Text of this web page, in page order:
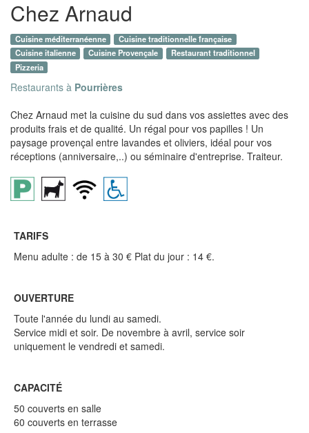
Chez Arnaud
Cuisine méditerranéenne
Cuisine traditionnelle française
Cuisine italienne
Cuisine Provençale
Restaurant traditionnel
Pizzeria
Restaurants à Pourrières
Chez Arnaud met la cuisine du sud dans vos assiettes avec des
produits frais et de qualité. Un régal pour vos papilles ! Un
paysage provençal entre lavandes et oliviers, idéal pour vos
réceptions (anniversaire,..) ou séminaire d'entreprise. Traiteur.
TARIFS
Menu adulte : de 15 à 30 € Plat du jour : 14 €.
OUVERTURE
Toute l'année du lundi au samedi.
Service midi et soir. De novembre à avril, service soir
uniquement le vendredi et samedi.
CAPACITÉ
50 couverts en salle
60 couverts en terrasse